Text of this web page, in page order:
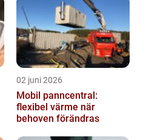
02 juni 2026
Mobil panncentral:
flexibel värme när
behoven förändras